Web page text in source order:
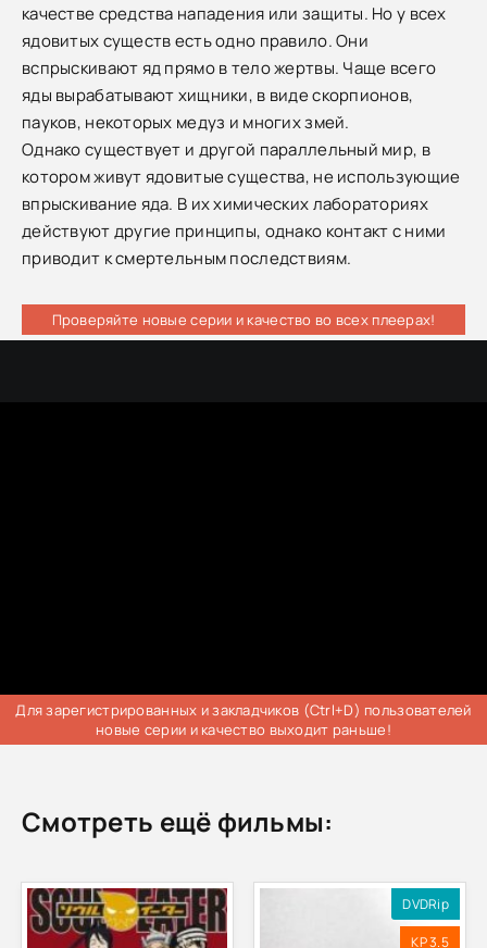
качестве средства нападения или защиты. Но у всех
ядовитых существ есть одно правило. Они
вспрыскивают яд прямо в тело жертвы. Чаще всего
яды вырабатывают хищники, в виде скорпионов,
пауков, некоторых медуз и многих змей.
Однако существует и другой параллельный мир, в
котором живут ядовитые существа, не использующие
впрыскивание яда. В их химических лабораториях
действуют другие принципы, однако контакт с ними
приводит к смертельным последствиям.
Проверяйте новые серии и качество во всех плеерах!
Для зарегистрированных и закладчиков (Ctrl+D) пользователей
новые серии и качество выходит раньше!
Смотреть ещё фильмы:
DVDRip
KP 3.5